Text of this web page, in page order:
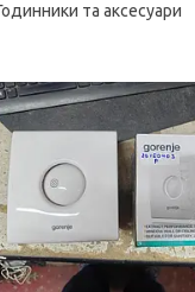
та аксесуари